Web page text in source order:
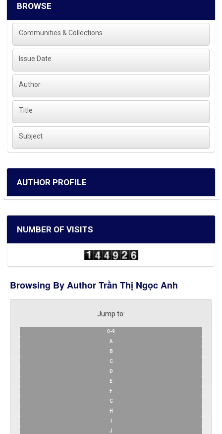
BROWSE
Communities & Collections
Issue Date
Author
Title
Subject
AUTHOR PROFILE
NUMBER OF VISITS
Browsing By Author Trần Thị Ngọc Anh
Jump to:
0-9
A
B
C
D
E
F
G
H
J